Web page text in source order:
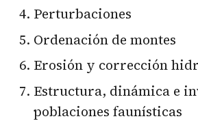
Perturbaciones
Ordenación de montes
Erosión y corrección
Estructura, dinámica e
poblaciones faunísticas